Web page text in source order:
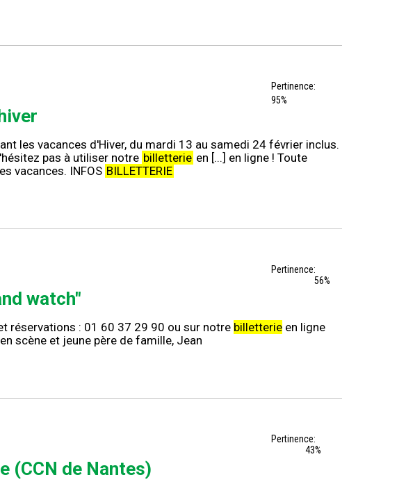
Pertinence:
95%
les vacances d'Hiver, du mardi 13 au samedi 24 février inclus.
pas à utiliser notre billetterie en [...] en ligne ! Toute
vacances. INFOS BILLETTERIE
Pertinence:
56%
watch"
réservations : 01 60 37 29 90 ou sur notre billetterieen ligne
scène et jeune père de famille, Jean
Pertinence:
43%
(CCN de Nantes)